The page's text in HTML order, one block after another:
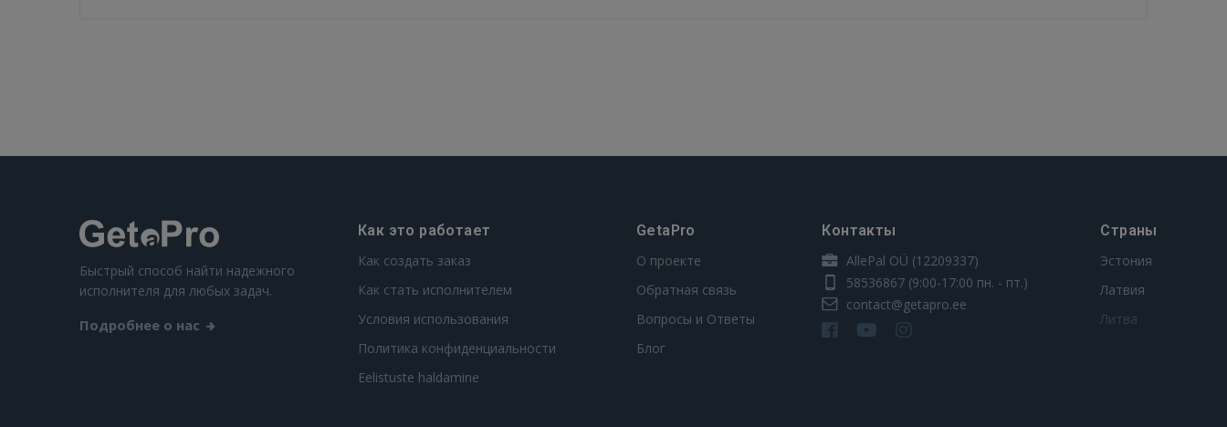
РЕГИСТРАЦИЯ
Быстрый способ найти надежного
исполнителя для любых задач.
Подробнее о нас
Как это работает
Как создать заказ
Как стать исполнителем
Условия использования
Политика конфиденциальности
Eelistuste haldamine
GetaPro
О проекте
Обратная связь
Вопросы и Ответы
Блог
Контакты
AllePal OÜ (12209337)
58536867 (9:00-17:00 пн. - пт.)
contact@getapro.ee
Страны
Эстония
Латвия
Литва